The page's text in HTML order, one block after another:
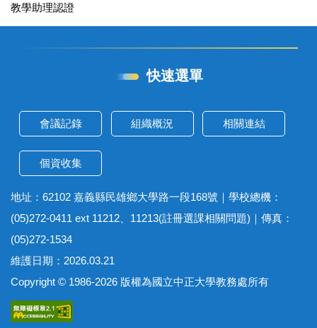
教學助理認證
快速選單
會議記錄 組織概況 相關連結
個資收集
地址：62102 嘉義縣民雄鄉大學路一段168號｜學校總機：
(05)272-0411 ext 11212、11213(註冊選課相關問題)｜傳真：
(05)272-1534
維護日期：2026.03.21
Copyright © 1986-2026 版權為國立中正大學教務處所有